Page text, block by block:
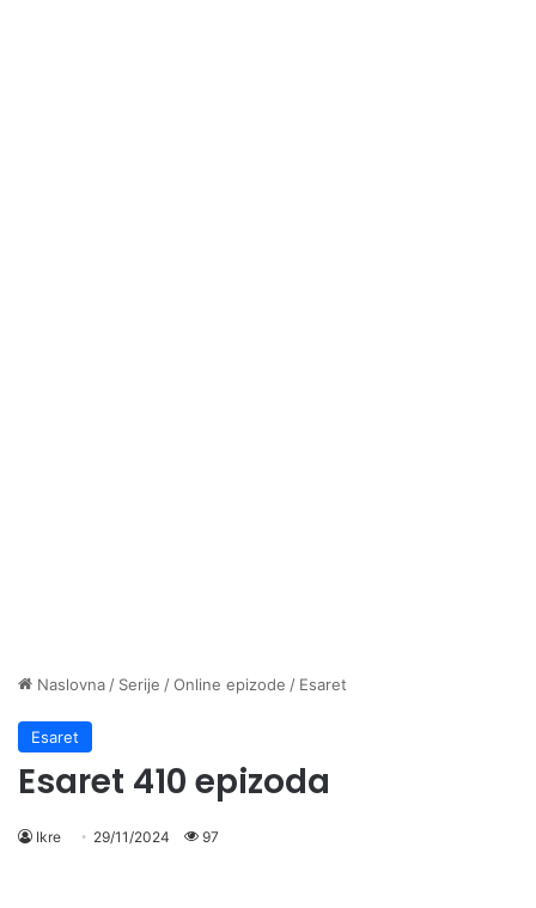
Naslovna / Serije /Online epizode / Esaret
Esaret
Esaret 410 epizoda
Ikre 29/11/2024 97